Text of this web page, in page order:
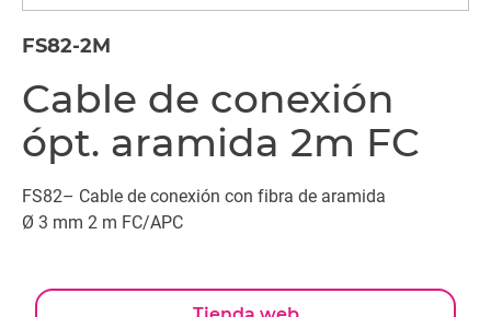
FS82-2M
Cable de conexión
ópt. aramida 2m FC
FS82– Cable de conexión con fibra de aramida
Ø 3 mm 2 m FC/APC